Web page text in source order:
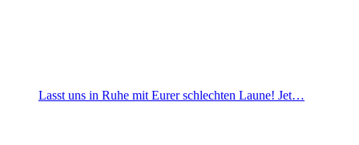
Lasst uns in Ruhe mit Eurer schlechten Laune! Jet…